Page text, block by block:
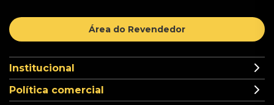
Área do Revendedor
Institucional
Política comercial